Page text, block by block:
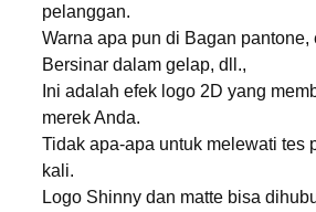
pelanggan.
Warna apa pun di Bagan pantone,
Bersinar dalam gelap, dll.,
Ini adalah efek logo 2D yang
merek Anda.
Tidak apa-apa untuk melewati tes
kali.
Logo Shinny dan matte bisa